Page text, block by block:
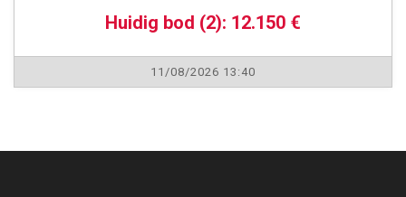
Huidig bod (2): 12.150 €
11/08/2026 13:40